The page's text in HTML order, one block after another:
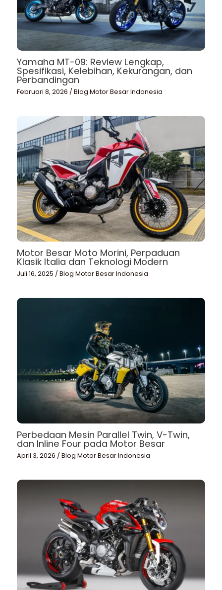
Yamaha MT-09: Review Lengkap,
Spesifikasi, Kelebihan, Kekurangan, dan
Perbandingan
Februari 8, 2026 /Blog Motor Besar Indonesia
Motor Besar Moto Morini, Perpaduan
Klasik Italia dan Teknologi Modern
Juli 16, 2025 /Blog Motor Besar Indonesia
Perbedaan Mesin Parallel Twin, V-Twin,
dan Inline Four pada Motor Besar
April 3, 2026 /Blog Motor Besar Indonesia